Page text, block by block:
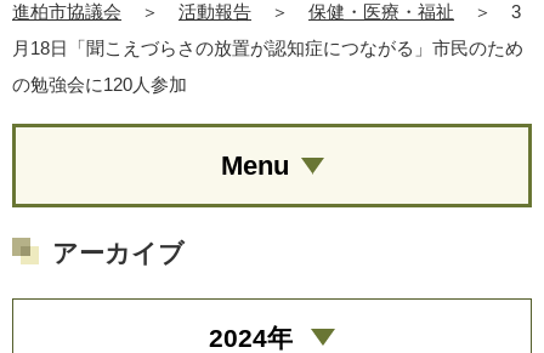
進柏市協議会
＞ 活動報告 ＞ 保健・医療・福祉 ＞
3
月18日「聞こえづらさの放置が認知症につながる」市民のため
の勉強会に120人参加
Menu
アーカイブ
2024年